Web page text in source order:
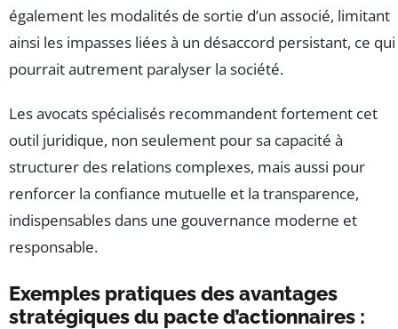
également les modalités de sortie d’un associé, limitant
ainsi les impasses liées à un désaccord persistant, ce qui
pourrait autrement paralyser la société.
Les avocats spécialisés recommandent fortement cet
outil juridique, non seulement pour sa capacité à
structurer des relations complexes, mais aussi pour
renforcer la confiance mutuelle et la transparence,
indispensables dans une gouvernance moderne et
responsable.
Exemples pratiques des avantages
stratégiques du pacte d’actionnaires :